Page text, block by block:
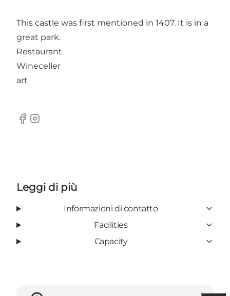
This castle was first mentioned in 1407. It is in a
great park.
Restaurant
Wineceller
art
Facebook
Instagram
Leggi di più
Informazioni di contatto
Facilities
Capacity